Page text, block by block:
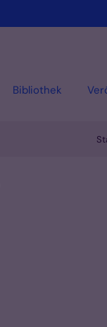
Bibliothek